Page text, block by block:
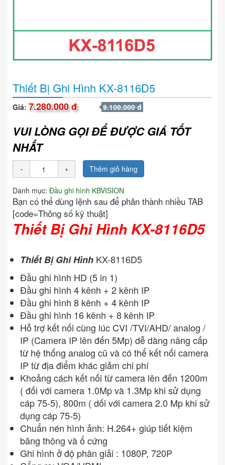
Thiết Bị Ghi Hình KX-8116D5
Giá: 7.280.000 đ 9.100.000 đ
VUI LÒNG GỌI ĐỂ ĐƯỢC GIÁ TỐT
NHẤT
Thêm giỏ hàng
Danh mục: Đầu ghi hình KBVISION
Bạn có thể dùng lệnh sau để phân thành nhiều TAB
[code=Thông số kỹ thuật]
Thiết Bị Ghi Hình KX-8116D5
Thiết Bị Ghi Hình KX-8116D5
Đầu ghi hình HD (5 in 1)
Đầu ghi hình 4 kênh + 2 kênh IP
Đầu ghi hình 8 kênh + 4 kênh IP
Đầu ghi hình 16 kênh + 8 kênh IP
Hỗ trợ kết nối cùng lúc CVI /TVI/AHD/ analog /
IP (Camera IP lên đến 5Mp) dễ dàng nâng cấp
từ hệ thống analog cũ và có thể kết nối camera
IP từ địa điểm khác giảm chi phí
Khoảng cách kết nối từ camera lên đến 1200m
( đối với camera 1.0Mp và 1.3Mp khi sử dụng
cáp 75-5), 800m ( dối với camera 2.0 Mp khi sử
dụng cáp 75-5)
Chuẩn nén hình ảnh: H.264+ giúp tiết kiệm
băng thông và ổ cứng
Ghi hình ở độ phân giải : 1080P, 720P